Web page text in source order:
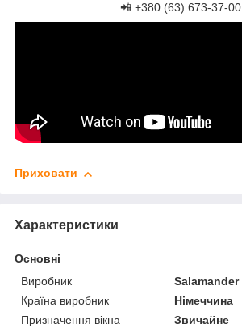
📲 +380 (63) 673-37-00
Приховати
Характеристики
Основні
Виробник
Salamander
Країна виробник
Німеччина
Призначення вікна
Звичайне